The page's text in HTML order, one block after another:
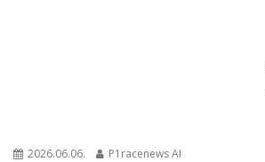
2026.06.06. P1racenews AI